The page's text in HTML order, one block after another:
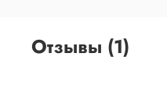
Отзывы (1)